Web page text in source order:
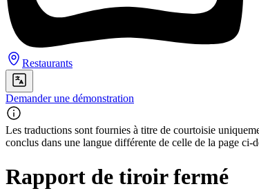
Restaurants
Demander une démonstration
Les traductions sont fournies à titre de courtoisie
conclus dans une langue différente de celle de la page ci-
Rapport de tiroir fermé